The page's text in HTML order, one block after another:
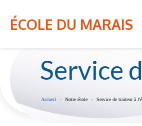
ÉCOLE DU MARAIS
NOTRE ÉCOLE
Service
Accueil Notre école Service de traiteur à